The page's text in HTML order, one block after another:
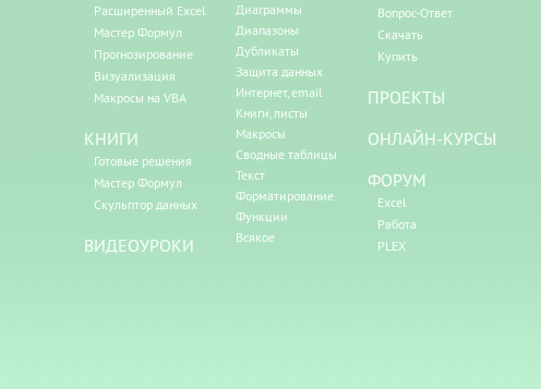
Расширенный Excel
Мастер Формул
Прогнозирование
Визуализация
Макросы на VBA
КНИГИ
Готовые решения
Мастер Формул
Скульптор данных
ВИДЕОУРОКИ
Диаграммы
Диапазоны
Дубликаты
Защита данных
Интернет, email
Книги, листы
Макросы
Сводные таблицы
Текст
Форматирование
Функции
Всякое
Вопрос-Ответ
Скачать
Купить
ПРОЕКТЫ
ОНЛАЙН-КУРСЫ
ФОРУМ
Excel
Работа
PLEX